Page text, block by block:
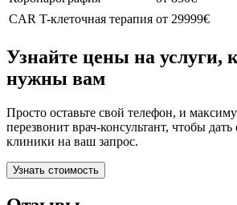
CAR T-клеточная терапия от 29999€
Узнайте цены на услуги,
нужны вам
Просто оставьте свой телефон, и
перезвонит врач-консультант, чтобы
клиники на ваш запрос.
Узнать стоимость